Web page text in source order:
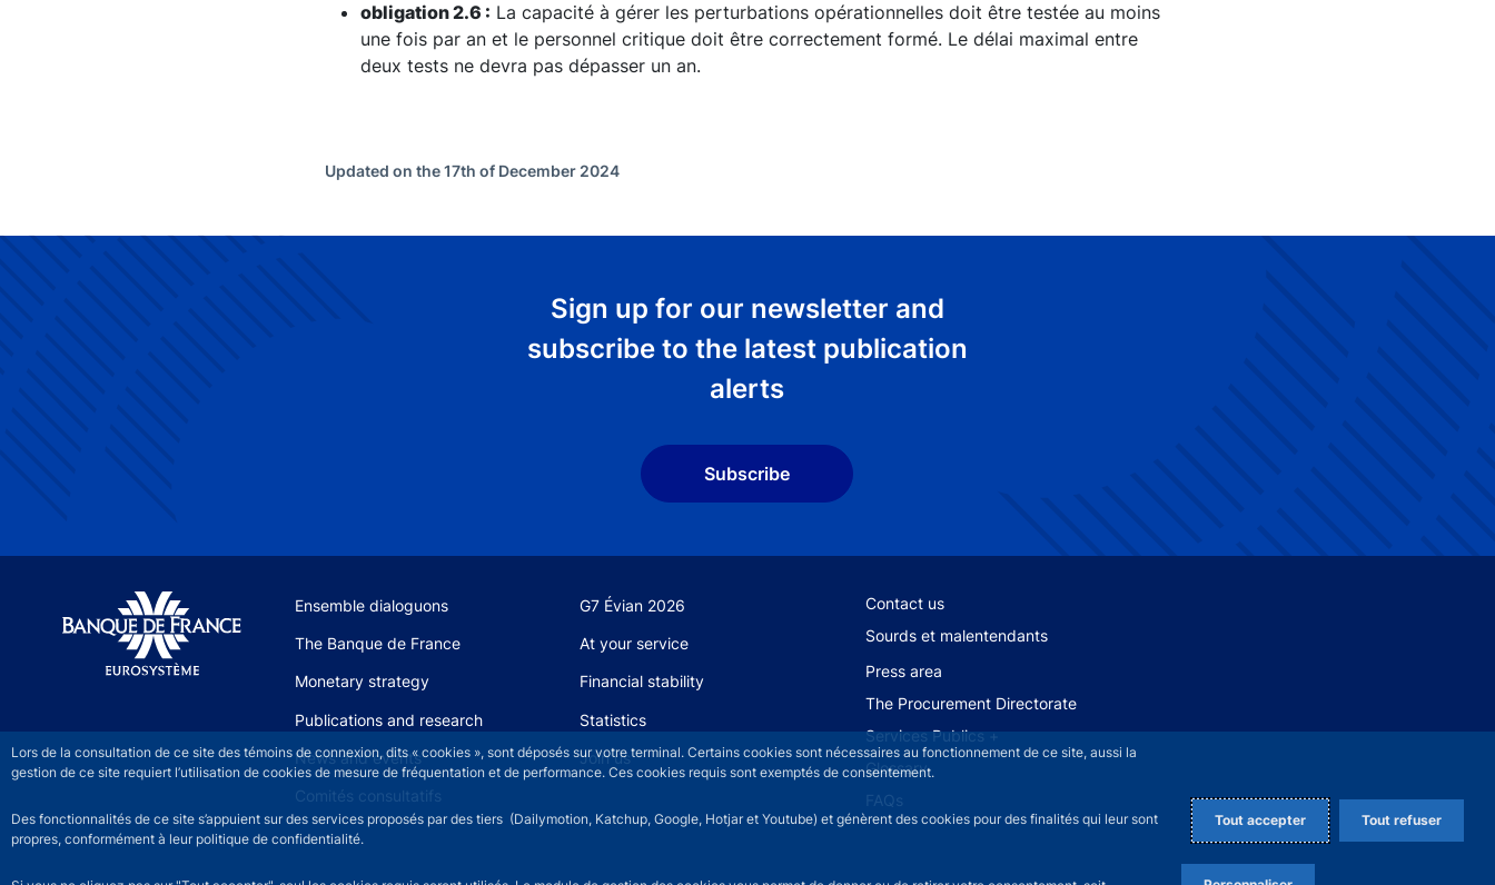
Lors de la consultation de ce site des témoins de connexion, dits « cookies », sont déposés sur votre terminal. Certains cookies sont nécessaires au fonctionnement de ce site, aussi la
gestion de ce site requiert l’utilisation de cookies de mesure de fréquentation et de performance. Ces cookies requis sont exemptés de consentement.
Des fonctionnalités de ce site s’appuient sur des services proposés par des tiers (Dailymotion, Katchup, Google, Hotjar et Youtube) et génèrent des cookies pour des finalités qui leur sont
propres, conformément à leur politique de confidentialité.
Tout accepter Tout refuser
obligation 2.6 : La capacité à gérer les perturbations opérationnelles doit être testée au moins
une fois par an et le personnel critique doit être correctement formé. Le délai maximal entre
deux tests ne devra pas dépasser un an.
Updated on the 17th of December 2024
Sign up for our newsletter and
subscribe to the latest publication
alerts
Subscribe
Site navigation
Ensemble dialoguons G7 Évian 2026
The Banque de France At your service
Monetary strategy Financial stability
Publications and research Statistics
News and events Join us
Comités consultatifs
Footer secondary menu
Contact us
Sourds et malentendants
Press area
The Procurement Directorate
Services Publics +
Glossary
FAQs